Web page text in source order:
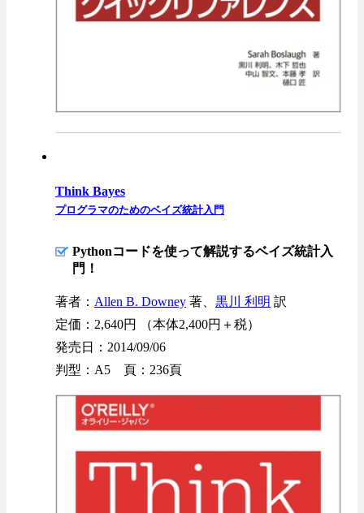
Think Bayes
プログラマのためのベイズ統計入門
Pythonコードを使って解説するベイズ統計入
門！
著者： Allen B. Downey 著、 黒川 利明 訳
定価：2,640円 （本体2,400円＋税）
発売日：2014/09/06
判型：A5 頁：236頁